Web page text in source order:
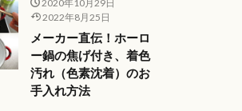
2020年10月29日
2022年8月25日
メーカー直伝！ホーロ
ー鍋の焦げ付き、着色
汚れ（色素沈着）のお
手入れ方法